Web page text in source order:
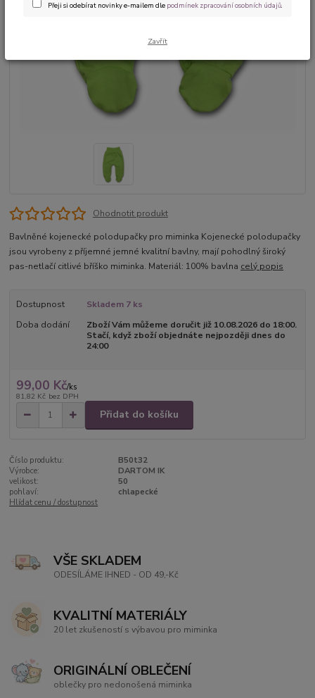
Ohodnotit produkt
Bavlněné kojenecké polodupačky pro miminka Kojenecké polodupačky
jsou vyrobeny z příjemné jemné kvalitní bavlny, mají pohodlný široký
pas-netlačí citlivé bříško miminka. Materiál: 100% bavlna celý popis
Dostupnost
Skladem 7 ks
Doba dodání
Zboží Vám můžeme doručit již 10.08.2026 do 18:00.
Stačí, když zboží objednáte nejpozději dnes do
24:00
99,00 Kč/ks
81,82 Kč bez DPH
Přidat do košíku
Číslo produktu:
B50t32
Výrobce:
DARTOM IK
velikost:
50
pohlaví:
chlapecké
Hlídat cenu / dostupnost
VŠE SKLADEM
ODESÍLÁME IHNED - OD 49,-Kč
KVALITNÍ MATERIÁLY
20 let zkušeností s výbavou pro miminka
ORIGINÁLNÍ OBLEČENÍ
oblečky pro nedonošená miminka
Přeji si odebírat novinky e-mailem dle podmínek zpracování osobních údajů.
Zavřít